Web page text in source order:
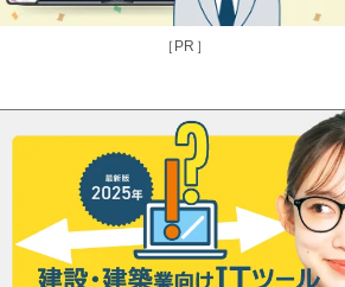
［PR］